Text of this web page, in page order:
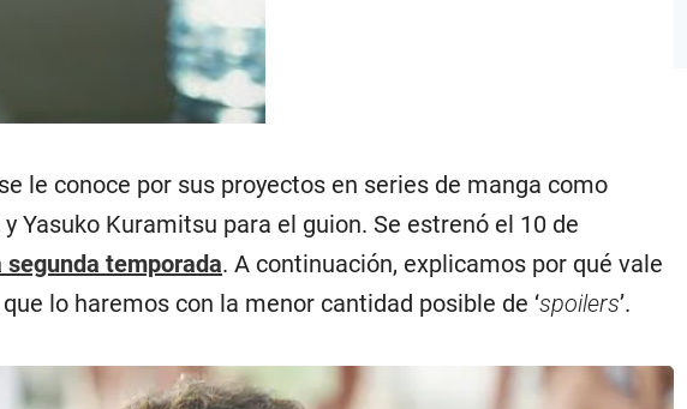
le conoce por sus proyectos en series de manga como
Yasuko Kuramitsu para el guion. Se estrenó el 10 de
temporada. A continuación, explicamos por qué vale
lo haremos con la menor cantidad posible de ‘spoilers’.